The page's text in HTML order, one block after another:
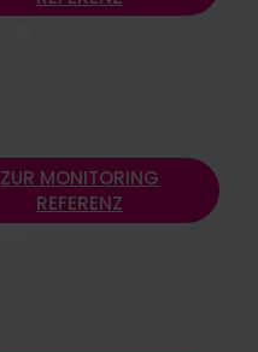
ZUR MONITORING
REFERENZ